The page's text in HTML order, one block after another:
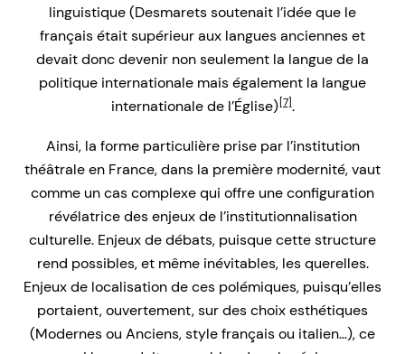
linguistique (Desmarets soutenait l’idée que le
français était supérieur aux langues anciennes et
devait donc devenir non seulement la langue de la
politique internationale mais également la langue
internationale de l’Église)[7].
Ainsi, la forme particulière prise par l’institution
théâtrale en France, dans la première modernité, vaut
comme un cas complexe qui offre une configuration
révélatrice des enjeux de l’institutionnalisation
culturelle. Enjeux de débats, puisque cette structure
rend possibles, et même inévitables, les querelles.
Enjeux de localisation de ces polémiques, puisqu’elles
portaient, ouvertement, sur des choix esthétiques
(Modernes ou Anciens, style français ou italien…), ce